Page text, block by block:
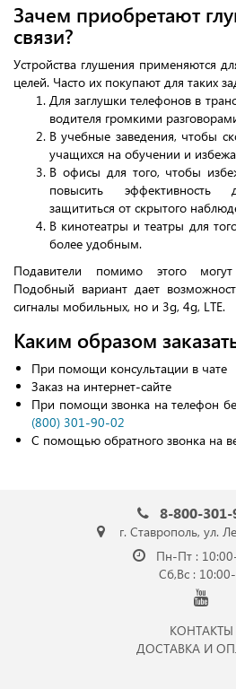
Зачем приобретают
связи?
Устройства глушения применяются
целей. Часто их покупают для таких
Для заглушки телефонов в
водителя громкими
В учебные заведения, чтобы
учащихся на обучении и
В офисы для того, чтобы
повысить эффективность
защититься от скрытого
В кинотеатры и театры для
более удобным.
Подавители помимо этого
Подобный вариант дает
сигналы мобильных, но и 3g, 4g, LTE.
Каким образом
При помощи консультации в чате
Заказ на интернет-сайте
При помощи звонка на телефон
(800) 301-90-02
С помощью обратного звонка на
8-800-301-
г. Ставрополь, ул.
Пн-Пт :
Сб,Вс :
КОНТАКТЫ
ДОСТАВКА И